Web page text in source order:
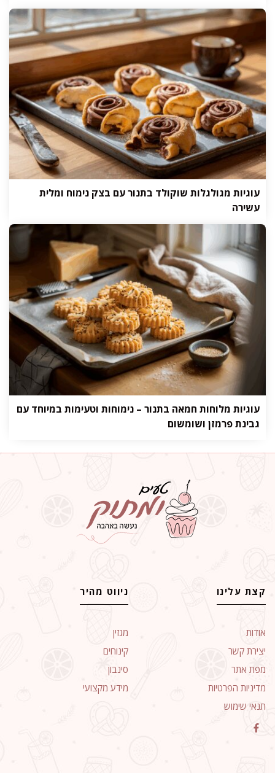
עוגיות מגולגלות שוקולד בתנור עם בצק נימוח ומלית
עשירה
עוגיות מלוחות חמאה בתנור – נימוחות וטעימות במיוחד עם
גבינת פרמזן ושומשום
קצת עלינו
אודות
יצירת קשר
מפת אתר
מדיניות הפרטיות
תנאי שימוש
ניווט מהיר
מגזין
קינוחים
סינבון
מידע מקצועי